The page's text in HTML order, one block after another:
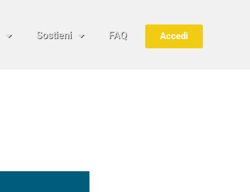
Sostieni FAQ Accedi